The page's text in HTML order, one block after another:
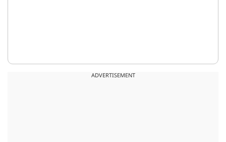
ADVERTISEMENT